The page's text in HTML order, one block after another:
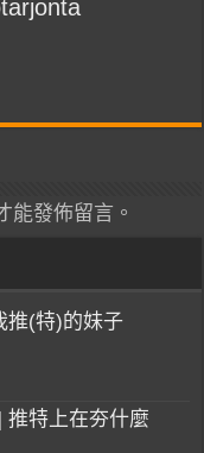
能發佈留言。
推(特)的妹子
推特上在夯什麼